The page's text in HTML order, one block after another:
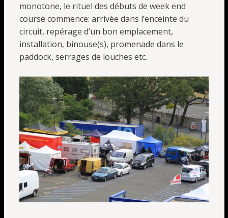
monotone, le rituel des débuts de week end
course commence: arrivée dans l’enceinte du
circuit, repérage d’un bon emplacement,
installation, binouse(s), promenade dans le
paddock, serrages de louches etc.